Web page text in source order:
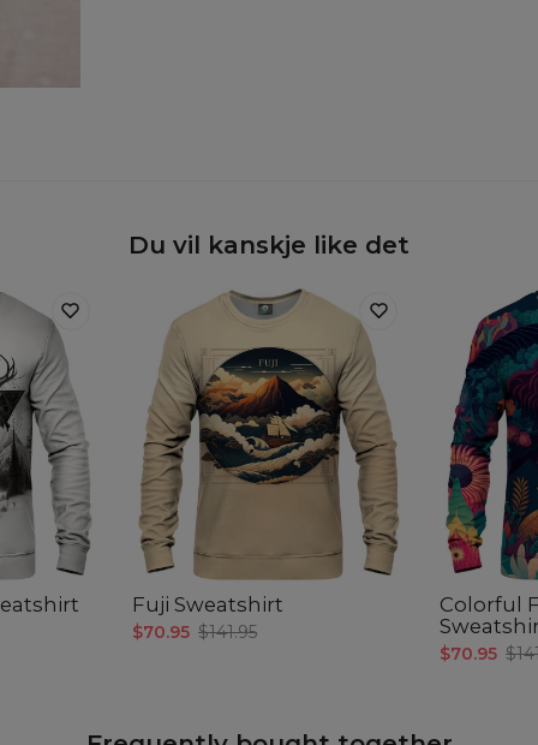
Du vil kanskje like det
Fuji Sweatshirt
$70.95 $141.95
Colorful
$70.95